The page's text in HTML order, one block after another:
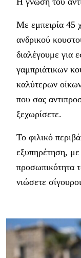
Με εμπειρία 45
ανδρικού
διαλέγουμε για
γαμπριάτικων
καλύτερων
που σας
ξεχωρίσετε.
Το φιλικό
εξυπηρέτηση, με
προσωπικότητα
νιώσετε